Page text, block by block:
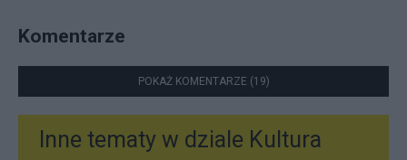
Komentarze
POKAŻ KOMENTARZE (19)
Inne tematy w dziale Kultura